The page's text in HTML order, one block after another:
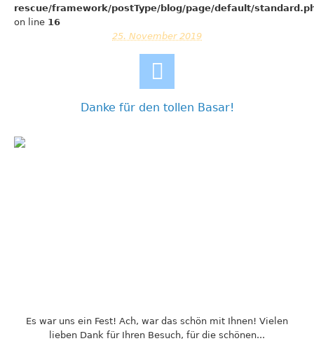
rescue/framework/postType/blog/page/default/
on line 16
25. November 2019
Danke für den tollen Basar!
Es war uns ein Fest! Ach, war das schön mit Ihnen! Vielen
lieben Dank für Ihren Besuch, für die schönen...